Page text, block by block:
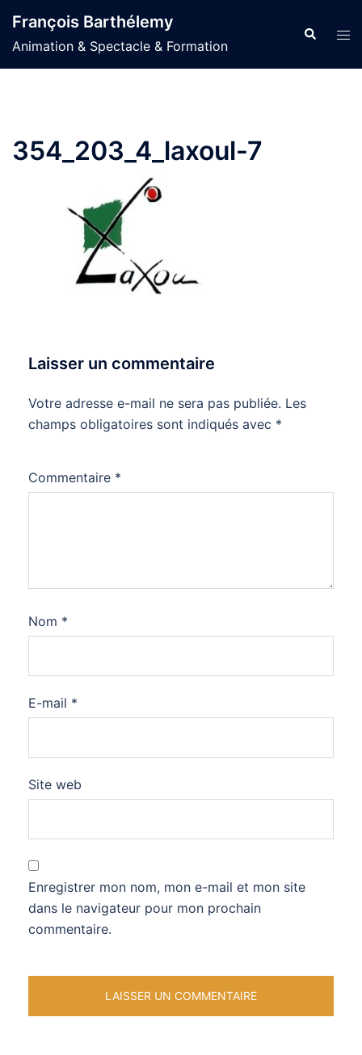
au
contenu
François Barthélemy
Animation & Spectacle & Formation
354_203_4_laxoul-7
Laisser un commentaire
Votre adresse e-mail ne sera pas publiée. Les
champs obligatoires sont indiqués avec *
Commentaire *
Nom *
E-mail *
Site web
Enregistrer mon nom, mon e-mail et mon site
dans le navigateur pour mon prochain
commentaire.